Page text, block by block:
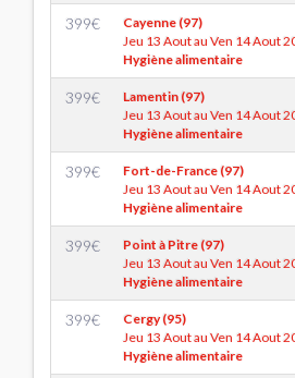
399€
Cayenne (97)
Jeu 13 Aout au Ven 14 Aout
Hygiène alimentaire
399€
Lamentin (97)
Jeu 13 Aout au Ven 14 Aout
Hygiène alimentaire
399€
Fort-de-France (97)
Jeu 13 Aout au Ven 14 Aout
Hygiène alimentaire
399€
Point à Pitre (97)
Jeu 13 Aout au Ven 14 Aout
Hygiène alimentaire
399€
Cergy (95)
Jeu 13 Aout au Ven 14 Aout
Hygiène alimentaire